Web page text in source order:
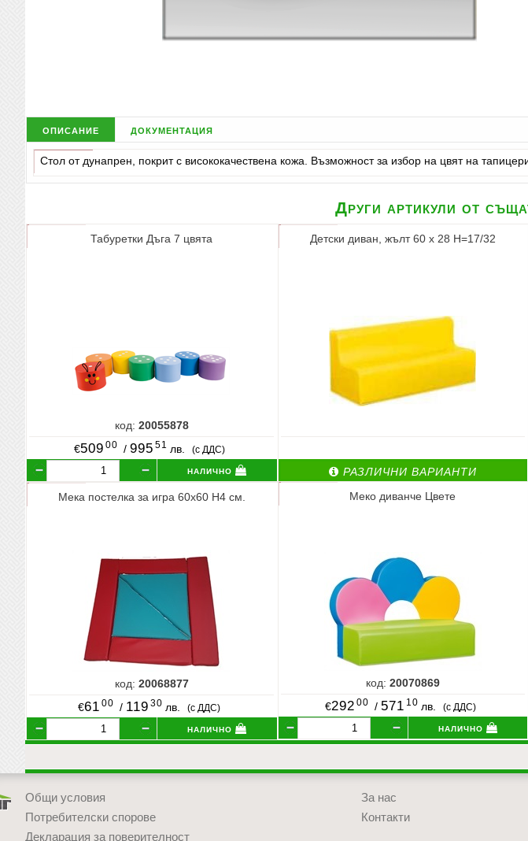
описание документация
Стол от дунапрен, покрит с висококачествена кожа. Възможност за избор на цвят на
Други артикули от
Табуретки Дъга 7 цвята
код: 20055878
€509 00 / 995 51 лв. (с ДДС)
налично
Детски диван, жълт 60 x 28 Н=17/32
РАЗЛИЧНИ ВАРИАНТИ
Мека постелка за игра 60х60 Н4 см.
код: 20068877
€61 00 / 119 30 лв. (с ДДС)
налично
Меко диванче Цвете
код: 20070869
€292 00 / 571 10 лв. (с ДДС)
налично
Общи условия
Потребителски спорове
Декларация за поверителност
За нас
Контакти